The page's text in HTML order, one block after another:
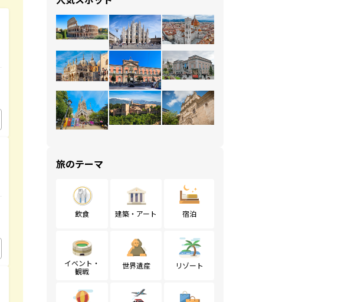
旅のテーマ
飲食 建築・アート 宿泊
イベント・
観戦
世界遺産 リゾート